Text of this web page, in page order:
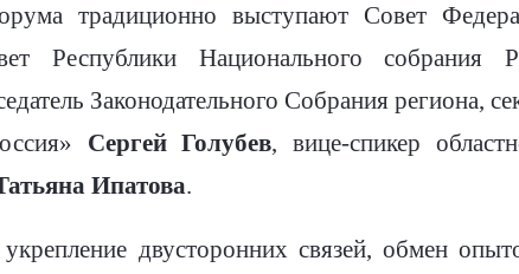
традиционно выступают Совет
Республики Национального собрания
Законодательного Собрания региона,
Сергей Голубев, вице-спикер
Ипатова.
двусторонних связей, обмен